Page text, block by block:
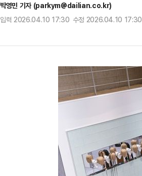
박영민 기자 (parkym@dailian.co.kr)
입력 2026.04.10 17:30 수정 2026.04.10 17:30